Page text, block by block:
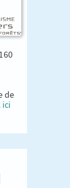
de
ici